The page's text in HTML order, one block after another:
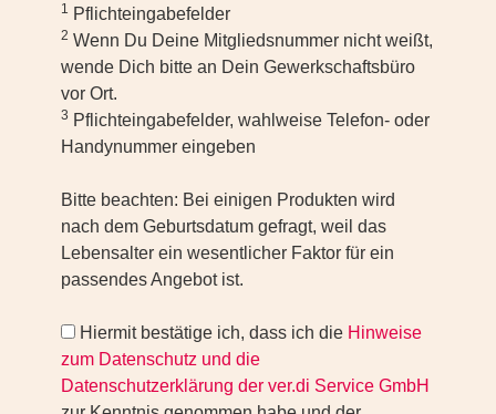
1 Pflichteingabefelder
2 Wenn Du Deine Mitgliedsnummer nicht weißt,
wende Dich bitte an Dein Gewerkschaftsbüro
vor Ort.
3 Pflichteingabefelder, wahlweise Telefon- oder
Handynummer eingeben
Bitte beachten: Bei einigen Produkten wird
nach dem Geburtsdatum gefragt, weil das
Lebensalter ein wesentlicher Faktor für ein
passendes Angebot ist.
Hiermit bestätige ich, dass ich die Hinweise
zum Datenschutz und die
Datenschutzerklärung der ver.di Service GmbH